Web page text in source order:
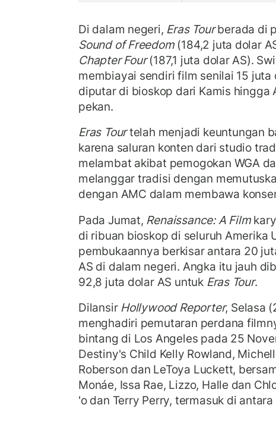
Di dalam negeri, Eras Tourberada di
Sound of Freedom(184,2 juta dolar
Chapter Four(187,1 juta dolar AS).
membiayai sendiri film senilai 15 juta
diputar di bioskop dari Kamis hingga
pekan.
Eras Tourtelah menjadi keuntungan
karena saluran konten dari studio
melambat akibat pemogokan WGA
melanggar tradisi dengan
dengan AMC dalam membawa
Pada Jumat, Renaissance: A Film
di ribuan bioskop di seluruh Amerika
pembukaannya berkisar antara 20
AS di dalam negeri. Angka itu jauh
92,8 juta dolar AS untuk Eras Tour.
Dilansir Hollywood Reporter, Selasa
menghadiri pemutaran perdana
bintang di Los Angeles pada 25
Destiny's Child Kelly Rowland,
Roberson dan LeToya Luckett,
Monáe, Issa Rae, Lizzo, Halle dan
'o dan Terry Perry, termasuk di